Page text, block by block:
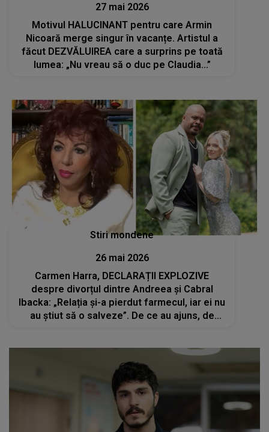
27 mai 2026
Motivul HALUCINANT pentru care Armin
Nicoară merge singur în vacanțe. Artistul a
făcut DEZVĂLUIREA care a surprins pe toată
lumea: „Nu vreau să o duc pe Claudia...”
Stiri mondene
26 mai 2026
Carmen Harra, DECLARAȚII EXPLOZIVE
despre divorțul dintre Andreea și Cabral
Ibacka: „Relația și-a pierdut farmecul, iar ei nu
au știut să o salveze”. De ce au ajuns, de